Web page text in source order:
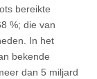
bereikte
%; die van
In het
bekende
dan 5 miljard